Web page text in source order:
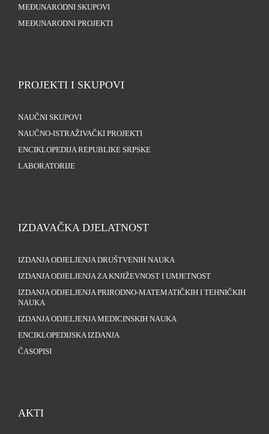
MEĐUNARODNI SKUPOVI
MEĐUNARODNI PROJEKTI
PROJEKTI I SKUPOVI
NAUČNI SKUPOVI
NAUČNO-ISTRAŽIVAČKI PROJEKTI
ENCIKLOPEDIJA REPUBLIKE SRPSKE
LABORATORIJE
IZDAVAČKA DJELATNOST
IZDANJA ODJELJENJA DRUŠTVENIH NAUKA
IZDANJA ODJELJENJA ZA KNJIŽEVNOST I UMJETNOST
IZDANJA ODJELJENJA PRIRODNO-MATEMATIČKIH I TEHNIČKIH
NAUKA
IZDANJA ODJELJENJA MEDICINSKIH NAUKA
ENCIKLOPEDIJSKA IZDANJA
ČASOPISI
AKTI